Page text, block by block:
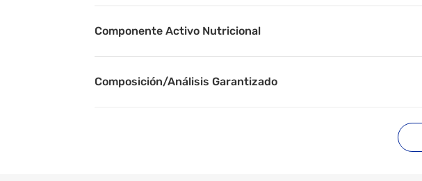
Componente Activo Nutricional
Composición/Análisis Garantizado